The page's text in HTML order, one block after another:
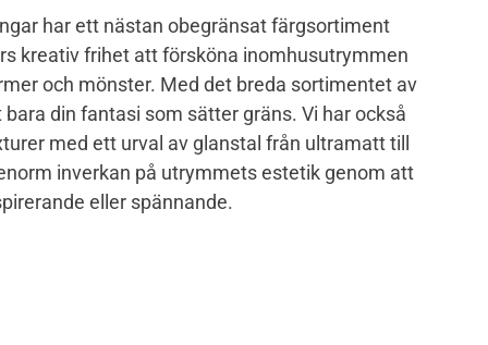
har ett nästan obegränsat färgsortiment
kreativ frihet att försköna inomhusutrymmen
och mönster. Med det breda sortimentet av
din fantasi som sätter gräns. Vi har också
med ett urval av glanstal från ultramatt till
inverkan på utrymmets estetik genom att
eller spännande.